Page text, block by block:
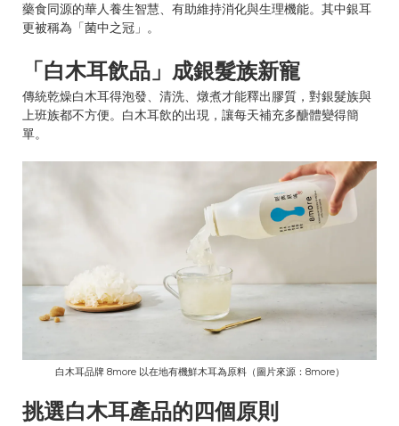
藥食同源的華人養生智慧、有助維持消化與生理機能。其中銀耳
更被稱為「菌中之冠」。
「白木耳飲品」成銀髮族新寵
傳統乾燥白木耳得泡發、清洗、燉煮才能釋出膠質，對銀髮族與
上班族都不方便。白木耳飲的出現，讓每天補充多醣體變得簡
單。
白木耳品牌 8more 以在地有機鮮木耳為原料（圖片來源：8more）
挑選白木耳產品的四個原則